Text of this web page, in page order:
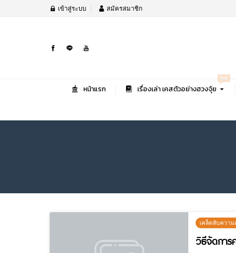
เข้าสู่ระบบ สมัครสมาชิก
หน้าแรก เรื่องเล่า เคสตัวอย่างฮวงจุ้ย
hot
เคล็ดลับควา
วิธีจัดการ